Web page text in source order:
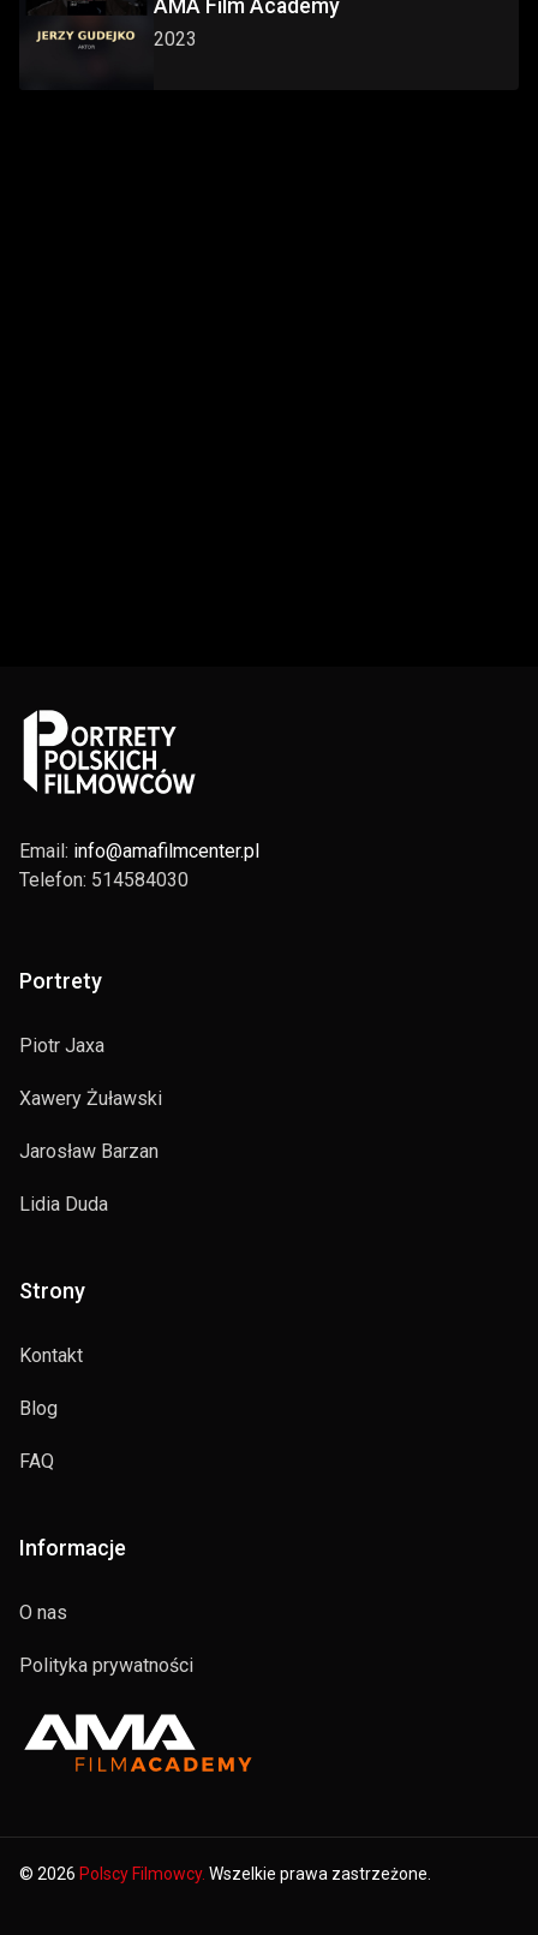
AMA Film Academy
2023
Email: info@amafilmcenter.pl
Telefon: 514584030
Portrety
Piotr Jaxa
Xawery Żuławski
Jarosław Barzan
Lidia Duda
Strony
Kontakt
Blog
FAQ
Informacje
O nas
Polityka prywatności
© 2026 Polscy Filmowcy. Wszelkie prawa zastrzeżone.